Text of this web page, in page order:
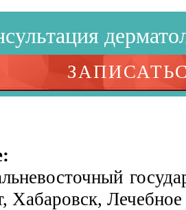
Хабаровск,